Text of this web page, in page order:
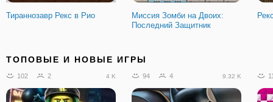
Тираннозавр Рекс в Рио
Миссия Зомби на Двоих:
Последний Защитник
ТОПОВЫЕ И НОВЫЕ ИГРЫ
102 2 4 K 94 4 9.32 K